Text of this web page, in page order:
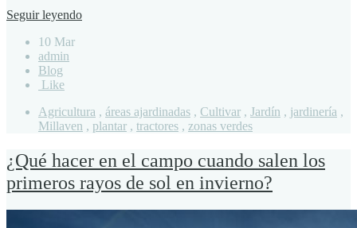
Seguir leyendo
10 Mar
admin
Blog
Like
Agricultura , áreas ajardinadas , Cultivar , Jardín , jardinería ,
Millaven , plantar , tractores , zonas verdes
¿Qué hacer en el campo cuando salen los
primeros rayos de sol en invierno?